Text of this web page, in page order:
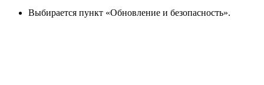
Выбирается пункт «Обновление и безопасность».